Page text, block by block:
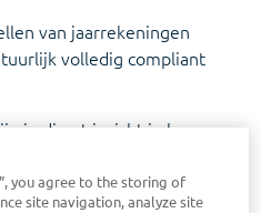
van jaarrekeningen
volledig compliant
je direct inzicht in hoe
data-import tot digitale
you agree to the storing of
site navigation, analyze site